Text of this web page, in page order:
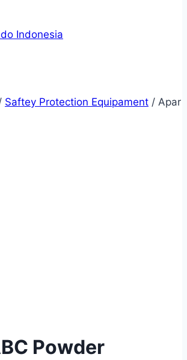
Saftey Protection Equipament / Apar
Powder